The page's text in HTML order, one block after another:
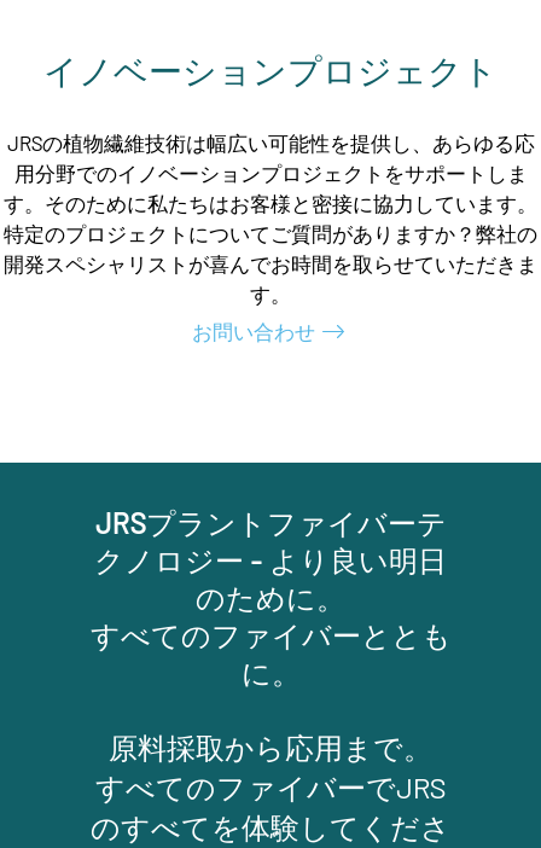
イノベーションプロジェクト
JRSの植物繊維技術は幅広い可能性を提供し、あらゆる応
用分野でのイノベーションプロジェクトをサポートしま
す。そのために私たちはお客様と密接に協力しています。
特定のプロジェクトについてご質問がありますか？弊社の
開発スペシャリストが喜んでお時間を取らせていただきま
す。
お問い合わせ
JRSプラントファイバーテ
クノロジー - より良い明日
のために。
すべてのファイバーととも
に。
原料採取から応用まで。
すべてのファイバーでJRS
のすべてを体験してくださ